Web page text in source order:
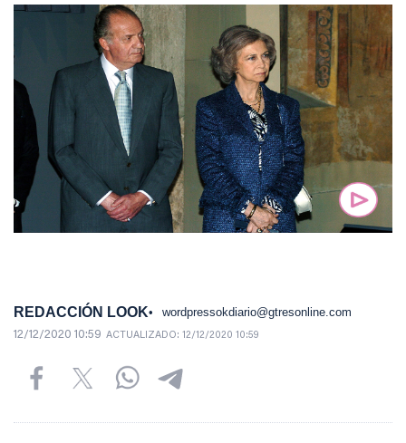
REDACCIÓN LOOK wordpressokdiario@gtresonline.com
12/12/2020 10:59 ACTUALIZADO: 12/12/2020 10:59